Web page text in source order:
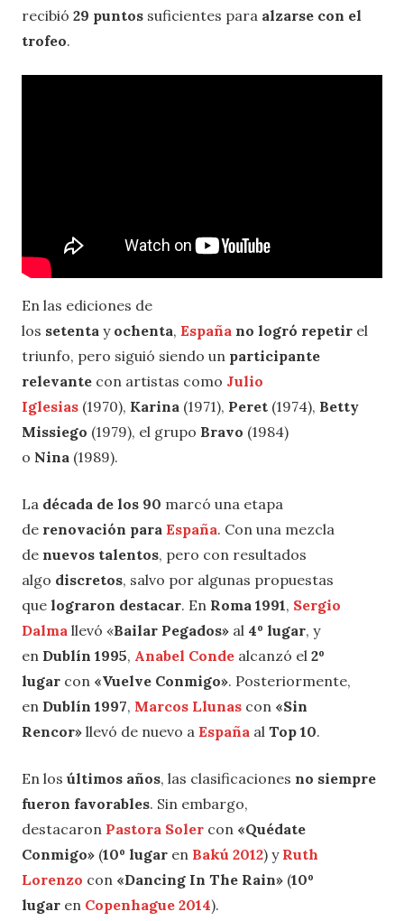
recibió 29 puntos suficientes para alzarse con el
trofeo.
En las ediciones de
los setenta y ochenta, España no logró repetir el
triunfo, pero siguió siendo un participante
relevante con artistas como Julio
Iglesias (1970), Karina (1971), Peret (1974), Betty
Missiego (1979), el grupo Bravo (1984)
o Nina (1989).
La década de los 90 marcó una etapa
de renovación para España. Con una mezcla
de nuevos talentos, pero con resultados
algo discretos, salvo por algunas propuestas
que lograron destacar. En Roma 1991, Sergio
Dalma llevó «Bailar Pegados» al 4º lugar, y
en Dublín 1995, Anabel Conde alcanzó el 2º
lugar con «Vuelve Conmigo». Posteriormente,
en Dublín 1997, Marcos Llunas con «Sin
Rencor» llevó de nuevo a España al Top 10.
En los últimos años, las clasificaciones no siempre
fueron favorables. Sin embargo,
destacaron Pastora Soler con «Quédate
Conmigo» (10º lugar en Bakú 2012) y Ruth
Lorenzo con «Dancing In The Rain» (10º
lugar en Copenhague 2014).